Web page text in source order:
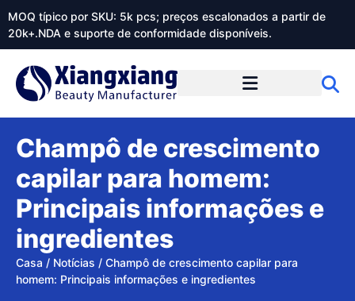
MOQ típico por SKU: 5k pcs; preços escalonados a partir de
20k+.NDA e suporte de conformidade disponíveis.
Champô de crescimento
capilar para homem:
Principais informações e
ingredientes
Casa / Notícias / Champô de crescimento capilar para
homem: Principais informações e ingredientes